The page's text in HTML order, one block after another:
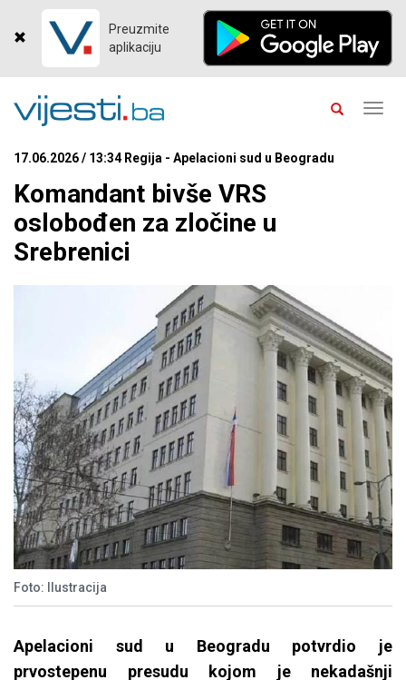
Preuzmite
aplikaciju
17.06.2026 / 13:34 Regija - Apelacioni sud u Beogradu
Komandant bivše VRS
oslobođen za zločine u
Srebrenici
Foto: Ilustracija
Apelacioni sud u Beogradu potvrdio je
prvostepenu presudu kojom je nekadašnji